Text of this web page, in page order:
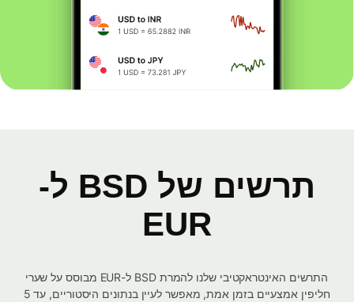
תרשים של BSD ל-
EUR
התרשים האינטראקטיבי שלנו להמרת BSD ל-EUR מבוסס על שערי
חליפין אמצעיים בזמן אמת, מאפשר לעיין בנתונים היסטוריים, עד 5